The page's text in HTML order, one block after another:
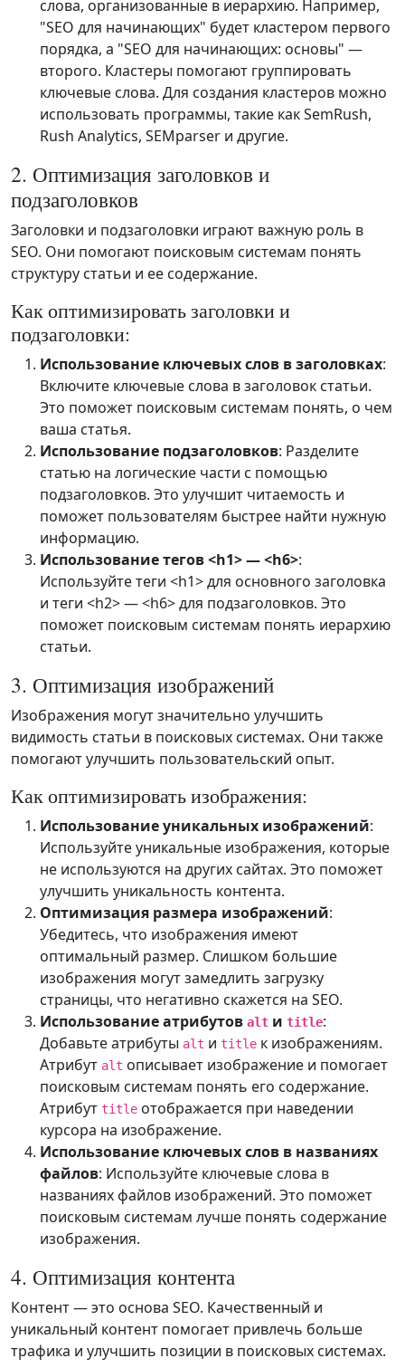
слова, организованные в иерархию. Например,
"SEO для начинающих" будет кластером первого
порядка, а "SEO для начинающих: основы" —
второго. Кластеры помогают группировать
ключевые слова. Для создания кластеров можно
использовать программы, такие как SemRush,
Rush Analytics, SEMparser и другие.
2. Оптимизация заголовков и
подзаголовков
Заголовки и подзаголовки играют важную роль в
SEO. Они помогают поисковым системам понять
структуру статьи и ее содержание.
Как оптимизировать заголовки и
подзаголовки:
Использование ключевых слов в заголовках:
Включите ключевые слова в заголовок статьи.
Это поможет поисковым системам понять, о чем
ваша статья.
Использование подзаголовков: Разделите
статью на логические части с помощью
подзаголовков. Это улучшит читаемость и
поможет пользователям быстрее найти нужную
информацию.
Использование тегов <h1> — <h6>:
Используйте теги <h1> для основного заголовка
и теги <h2> — <h6> для подзаголовков. Это
поможет поисковым системам понять иерархию
статьи.
3. Оптимизация изображений
Изображения могут значительно улучшить
видимость статьи в поисковых системах. Они также
помогают улучшить пользовательский опыт.
Как оптимизировать изображения:
Использование уникальных изображений:
Используйте уникальные изображения, которые
не используются на других сайтах. Это поможет
улучшить уникальность контента.
Оптимизация размера изображений:
Убедитесь, что изображения имеют
оптимальный размер. Слишком большие
изображения могут замедлить загрузку
страницы, что негативно скажется на SEO.
Использование атрибутов alt и title:
Добавьте атрибуты alt и title к изображениям.
Атрибут alt описывает изображение и помогает
поисковым системам понять его содержание.
Атрибут title отображается при наведении
курсора на изображение.
Использование ключевых слов в названиях
файлов: Используйте ключевые слова в
названиях файлов изображений. Это поможет
поисковым системам лучше понять содержание
изображения.
4. Оптимизация контента
Контент — это основа SEO. Качественный и
уникальный контент помогает привлечь больше
трафика и улучшить позиции в поисковых системах.